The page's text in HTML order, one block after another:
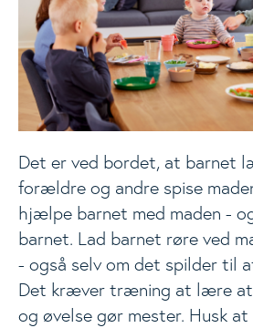
Det er ved bordet, at barnet
forældre og andre spise
hjælpe barnet med maden -
barnet. Lad barnet røre ved
- også selv om det spilder til
Det kræver træning at lære at
og øvelse gør mester. Husk